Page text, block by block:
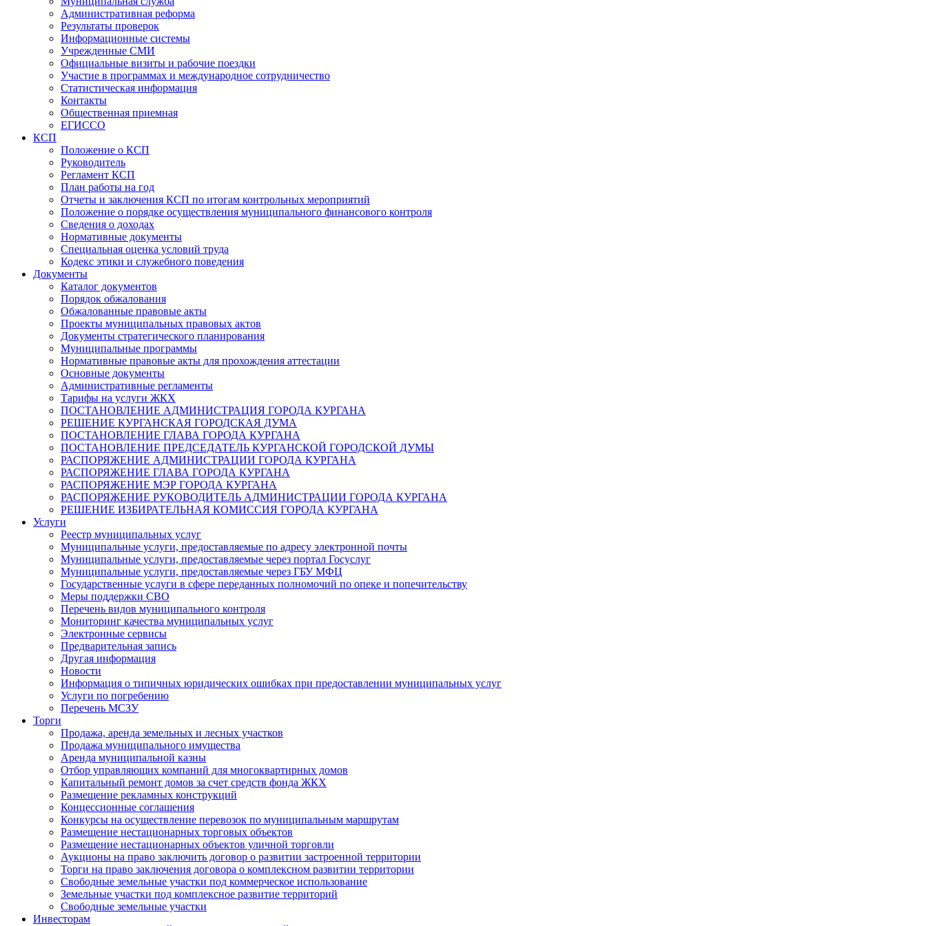
Административная реформа
Результаты проверок
Информационные системы
Учрежденные СМИ
Официальные визиты и рабочие поездки
Участие в программах и международное сотрудничество
Статистическая информация
Контакты
Общественная приемная
ЕГИССО
КСП
Положение о КСП
Руководитель
Регламент КСП
План работы на год
Отчеты и заключения КСП по итогам контрольных мероприятий
Положение о порядке осуществления муниципального финансового контроля
Сведения о доходах
Нормативные документы
Специальная оценка условий труда
Кодекс этики и служебного поведения
Документы
Каталог документов
Порядок обжалования
Обжалованные правовые акты
Проекты муниципальных правовых актов
Документы стратегического планирования
Муниципальные программы
Нормативные правовые акты для прохождения аттестации
Основные документы
Административные регламенты
Тарифы на услуги ЖКХ
ПОСТАНОВЛЕНИЕ АДМИНИСТРАЦИЯ ГОРОДА КУРГАНА
РЕШЕНИЕ КУРГАНСКАЯ ГОРОДСКАЯ ДУМА
ПОСТАНОВЛЕНИЕ ГЛАВА ГОРОДА КУРГАНА
ПОСТАНОВЛЕНИЕ ПРЕДСЕДАТЕЛЬ КУРГАНСКОЙ ГОРОДСКОЙ ДУМЫ
РАСПОРЯЖЕНИЕ АДМИНИСТРАЦИИ ГОРОДА КУРГАНА
РАСПОРЯЖЕНИЕ ГЛАВА ГОРОДА КУРГАНА
РАСПОРЯЖЕНИЕ МЭР ГОРОДА КУРГАНА
РАСПОРЯЖЕНИЕ РУКОВОДИТЕЛЬ АДМИНИСТРАЦИИ ГОРОДА КУРГАНА
РЕШЕНИЕ ИЗБИРАТЕЛЬНАЯ КОМИССИЯ ГОРОДА КУРГАНА
Услуги
Реестр муниципальных услуг
Муниципальные услуги, предоставляемые по адресу электронной почты
Муниципальные услуги, предоставляемые через портал Госуслуг
Муниципальные услуги, предоставляемые через ГБУ МФЦ
Государственные услуги в сфере переданных полномочий по опеке и попечительству
Меры поддержки СВО
Перечень видов муниципального контроля
Мониторинг качества муниципальных услуг
Электронные сервисы
Предварительная запись
Другая информация
Новости
Информация о типичных юридических ошибках при предоставлении муниципальных услуг
Услуги по погребению
Перечень МСЗУ
Торги
Продажа, аренда земельных и лесных участков
Продажа муниципального имущества
Аренда муниципальной казны
Отбор управляющих компаний для многоквартирных домов
Капитальный ремонт домов за счет средств фонда ЖКХ
Размещение рекламных конструкций
Концессионные соглашения
Конкурсы на осуществление перевозок по муниципальным маршрутам
Размещение нестационарных торговых объектов
Размещение нестационарных объектов уличной торговли
Аукционы на право заключить договор о развитии застроенной территории
Торги на право заключения договора о комплексном развитии территории
Свободные земельные участки под коммерческое использование
Земельные участки под комплексное развитие территорий
Свободные земельные участки
Инвесторам